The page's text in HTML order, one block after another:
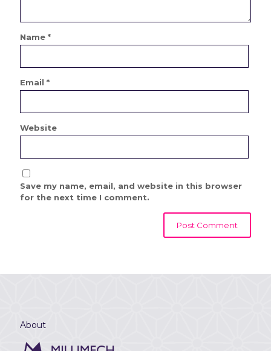
Name *
Email *
Website
Save my name, email, and website in this browser
for the next time I comment.
About